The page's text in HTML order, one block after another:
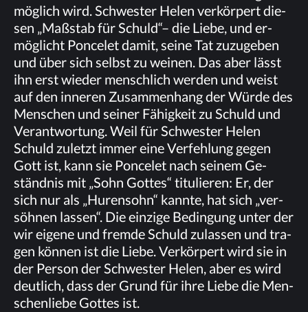
mög­lich wird. Schwes­ter He­len ver­kör­pert die­
sen „Maß­stab für Schuld“– die Lie­be, und er­
mög­licht Pon­ce­let da­mit, sei­ne Tat zu­zu­ge­ben
und über sich selbst zu wei­nen. Das aber lässt
ihn erst wie­der mensch­lich wer­den und weist
auf den in­ne­ren Zu­sam­men­hang der Wür­de des
Men­schen und sei­ner Fä­hig­keit zu Schuld und
Ver­ant­wor­tung. Weil für Schwes­ter He­len
Schuld zu­letzt im­mer eine Ver­feh­lung ge­gen
Gott ist, kann sie Pon­ce­let nach sei­nem Ge­
ständ­nis mit „Sohn Got­tes“ ti­tu­lie­ren: Er, der
sich nur als „Hu­ren­sohn“ kann­te, hat sich „ver­
söh­nen las­sen“. Die ein­zi­ge Be­din­gung un­ter der
wir ei­ge­ne und frem­de Schuld zu­las­sen und tra­
gen kön­nen ist die Lie­be. Ver­kör­pert wird sie in
der Per­son der Schwes­ter He­len, aber es wird
deut­lich, dass der Grund für ihre Lie­be die Men­
schen­lie­be Got­tes ist.